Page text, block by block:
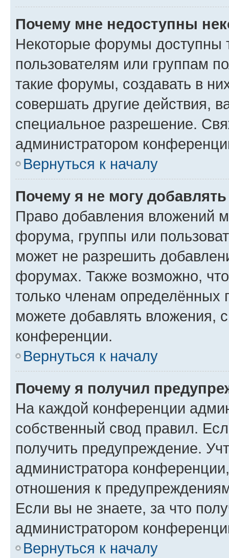
Почему мне недоступны
Некоторые форумы доступны
пользователям или группам
такие форумы, создавать в
совершать другие действия,
специальное разрешение.
администратором
Вернуться к началу
Почему я не могу
Право добавления вложений
форума, группы или
может не разрешить
форумах. Также возможно,
только членам определённых
можете добавлять вложения,
конференции.
Вернуться к началу
Почему я получил
На каждой конференции
собственный свод правил.
получить предупреждение.
администратора
отношения к
Если вы не знаете, за что
администратором
Вернуться к началу